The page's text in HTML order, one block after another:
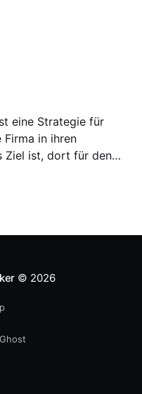
Firma in ihren
Ziel ist, dort für den
© 2026